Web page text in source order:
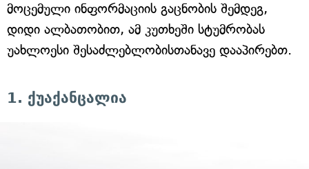
მოცემული ინფორმაციის გაცნობის შემდეგ,
დიდი ალბათობით, ამ კუთხეში სტუმრობას
უახლოესი შესაძლებლობისთანავე დააპირებთ.
1. ქუაქანცალია